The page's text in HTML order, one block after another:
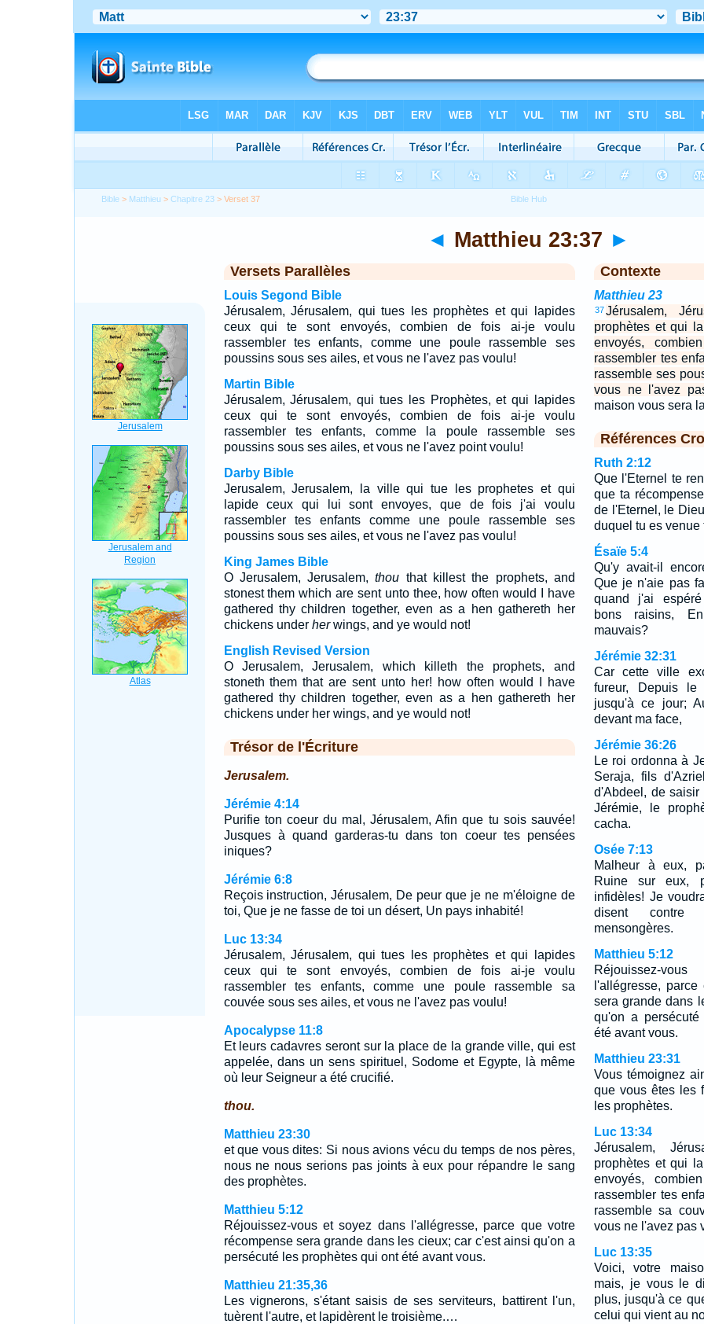
Bible > Matthieu >Chapitre 23 > Verset 37
◄ Matthieu 23:37 ►
Versets Parallèles
Louis Segond Bible
Jérusalem, Jérusalem, qui tues les prophètes et qui lapides
ceux qui te sont envoyés, combien de fois ai-je voulu
rassembler tes enfants, comme une poule rassemble ses
poussins sous ses ailes, et vous ne l'avez pas voulu!
Martin Bible
Jérusalem, Jérusalem, qui tues les Prophètes, et qui lapides
ceux qui te sont envoyés, combien de fois ai-je voulu
rassembler tes enfants, comme la poule rassemble ses
poussins sous ses ailes, et vous ne l'avez point voulu!
Darby Bible
Jerusalem, Jerusalem, la ville qui tue les prophetes et qui
lapide ceux qui lui sont envoyes, que de fois j'ai voulu
rassembler tes enfants comme une poule rassemble ses
poussins sous ses ailes, et vous ne l'avez pas voulu!
King James Bible
O Jerusalem, Jerusalem,thou that killest the prophets, and
stonest them which are sent unto thee, how often would I have
gathered thy children together, even as a hen gathereth her
chickens under herwings, and ye would not!
English Revised Version
O Jerusalem, Jerusalem, which killeth the prophets, and
stoneth them that are sent unto her! how often would I have
gathered thy children together, even as a hen gathereth her
chickens under her wings, and ye would not!
Trésor de l'Écriture
Jerusalem.
Jérémie 4:14
Purifie ton coeur du mal, Jérusalem, Afin que tu sois sauvée!
Jusques à quand garderas-tu dans ton coeur tes pensées
iniques?
Jérémie 6:8
Reçois instruction, Jérusalem, De peur que je ne m'éloigne de
toi, Que je ne fasse de toi un désert, Un pays inhabité!
Luc 13:34
Jérusalem, Jérusalem, qui tues les prophètes et qui lapides
ceux qui te sont envoyés, combien de fois ai-je voulu
rassembler tes enfants, comme une poule rassemble sa
couvée sous ses ailes, et vous ne l'avez pas voulu!
Apocalypse 11:8
Et leurs cadavres seront sur la place de la grande ville, qui est
appelée, dans un sens spirituel, Sodome et Egypte, là même
où leur Seigneur a été crucifié.
thou.
Matthieu 23:30
et que vous dites: Si nous avions vécu du temps de nos pères,
nous ne nous serions pas joints à eux pour répandre le sang
des prophètes.
Matthieu 5:12
Réjouissez-vous et soyez dans l'allégresse, parce que votre
récompense sera grande dans les cieux; car c'est ainsi qu'on a
persécuté les prophètes qui ont été avant vous.
Matthieu 21:35,36
Les vignerons, s'étant saisis de ses serviteurs, battirent l'un,
tuèrent l'autre, et lapidèrent le troisième.…
Contexte
Matthieu 23
37Jérusalem,
prophètes et qui
envoyés,
rassembler tes
rassemble ses
vous ne l'avez
maison vous sera
Références
Ruth 2:12
Que l'Eternel te
que ta
de l'Eternel, le
duquel tu es venue
Ésaïe 5:4
Qu'y avait-il
Que je n'aie pas
quand j'ai
bons raisins,
mauvais?
Jérémie 32:31
Car cette ville
fureur, Depuis
jusqu'à ce jour;
devant ma face,
Jérémie 36:26
Le roi ordonna à
Seraja, fils
d'Abdeel, de saisir
Jérémie, le
cacha.
Osée 7:13
Malheur à eux,
Ruine sur eux,
infidèles! Je
disent contre
mensongères.
Matthieu 5:12
Réjouissez-
l'allégresse,
sera grande dans
qu'on a
été avant vous.
Matthieu 23:31
Vous témoignez
que vous êtes les
les prophètes.
Luc 13:34
Jérusalem,
prophètes et qui
envoyés,
rassembler tes
rassemble sa
vous ne l'avez pas
Luc 13:35
Voici, votre
mais, je vous le
plus, jusqu'à ce
celui qui vient au